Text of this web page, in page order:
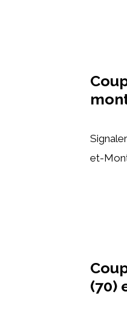
et-
(70)